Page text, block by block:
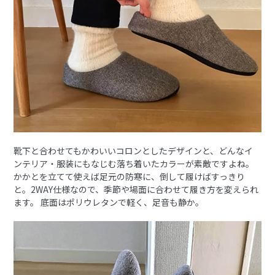
靴下と合わせてもかわいいコロンとしたデザインと、どんなイ
ンテリア・服装にもなじむ落ち着いたカラーが素敵ですよね。
かかとを立てて使えば足元の防寒に、倒して履けばすっきり
と。2WAY仕様なので、季節や場面に合わせて履き方を変えられ
ます。 底面はポリウレタンで軽く、足音も静か。